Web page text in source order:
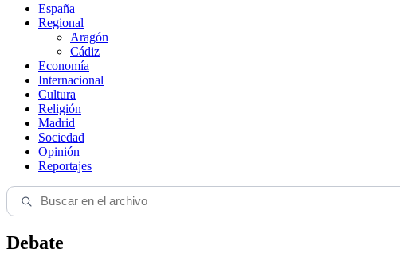
España
Regional
Aragón
Cádiz
Economía
Internacional
Cultura
Religión
Madrid
Sociedad
Opinión
Reportajes
Debate